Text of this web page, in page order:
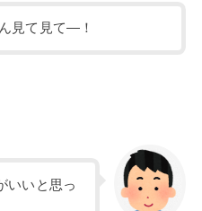
見て見て―！
いいと思っ